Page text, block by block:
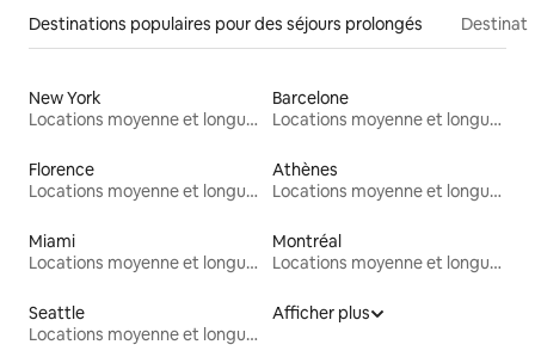
Destinations populaires pour des séjours prolongés
New York
Locations moyenne et longue durée
Barcelone
Locations moyenne et longue durée
Florence
Locations moyenne et longue durée
Athènes
Locations moyenne et longue durée
Miami
Locations moyenne et longue durée
Montréal
Locations moyenne et longue durée
Seattle
Locations moyenne et longue durée
Afficher plus